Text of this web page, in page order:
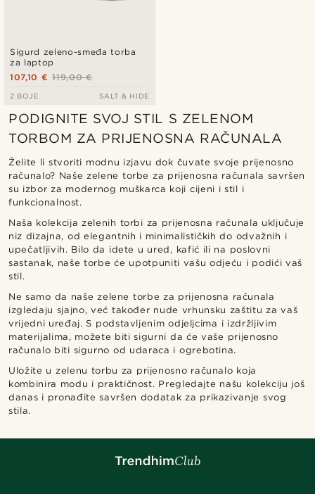
Sigurd zeleno-smeđa torba
za laptop
119,00 €
107,10 €
2 BOJE SALT & HIDE
PODIGNITE SVOJ STIL S ZELENOM
TORBOM ZA PRIJENOSNA RAČUNALA
Želite li stvoriti modnu izjavu dok čuvate svoje prijenosno
računalo? Naše zelene torbe za prijenosna računala savršen
su izbor za modernog muškarca koji cijeni i stil i
funkcionalnost.
Naša kolekcija zelenih torbi za prijenosna računala uključuje
niz dizajna, od elegantnih i minimalističkih do odvažnih i
upečatljivih. Bilo da idete u ured, kafić ili na poslovni
sastanak, naše torbe će upotpuniti vašu odjeću i podići vaš
stil.
Ne samo da naše zelene torbe za prijenosna računala
izgledaju sjajno, već također nude vrhunsku zaštitu za vaš
vrijedni uređaj. S podstavljenim odjeljcima i izdržljivim
materijalima, možete biti sigurni da će vaše prijenosno
računalo biti sigurno od udaraca i ogrebotina.
Uložite u zelenu torbu za prijenosno računalo koja
kombinira modu i praktičnost. Pregledajte našu kolekciju još
danas i pronađite savršen dodatak za prikazivanje svog
stila.